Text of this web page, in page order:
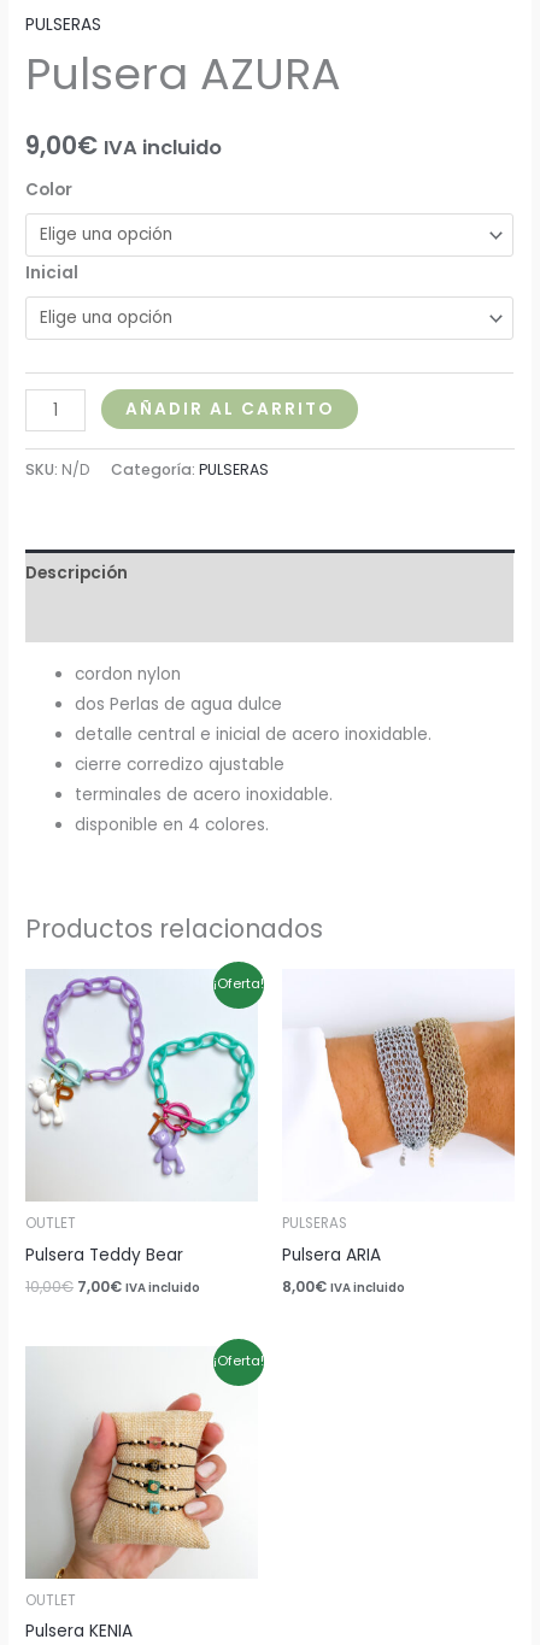
PULSERAS
Pulsera AZURA
9,00€ IVA incluido
Color
Inicial
AÑADIR AL CARRITO
SKU: N/D Categoría:PULSERAS
Descripción
cordon nylon
dos Perlas de agua dulce
detalle central e inicial de acero inoxidable.
cierre corredizo ajustable
terminales de acero inoxidable.
disponible en 4 colores.
Productos relacionados
¡Oferta!
OUTLET
Pulsera Teddy Bear
10,00€
El
precio
original
10,00€.
7,00€
El
precio
actual
es:
7,00€.
IVA incluido
PULSERAS
Pulsera ARIA
8,00€ IVA incluido
¡Oferta!
OUTLET
Pulsera KENIA
era:
8,00€.
es:
6,00€.